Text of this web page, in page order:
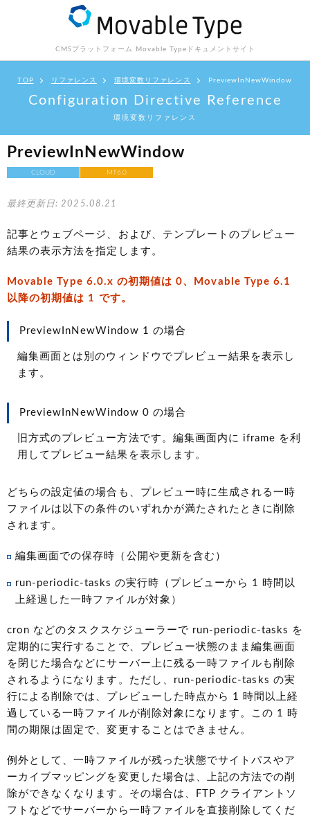
CMSプラットフォーム Movable Type ドキュメントサイト
TOP リファレンス 環境変数リファレンス PreviewInNewWindow
Configuration Directive Reference
環境変数リファレンス
PreviewInNewWindow
CLOUD MT6.0
最終更新日: 2025.08.21
記事とウェブページ、および、テンプレートのプレビュー
結果の表示方法を指定します。
Movable Type 6.0.x の初期値は 0、Movable Type 6.1
以降の初期値は 1 です。
PreviewInNewWindow 1 の場合
編集画面とは別のウィンドウでプレビュー結果を表示し
ます。
PreviewInNewWindow 0 の場合
旧方式のプレビュー方法です。編集画面内に iframe を利
用してプレビュー結果を表示します。
どちらの設定値の場合も、プレビュー時に生成される一時
ファイルは以下の条件のいずれかが満たされたときに削除
されます。
編集画面での保存時（公開や更新を含む）
run-periodic-tasks の実行時（プレビューから 1 時間以
上経過した一時ファイルが対象）
cron などのタスクスケジューラーで run-periodic-tasks を
定期的に実行することで、プレビュー状態のまま編集画面
を閉じた場合などにサーバー上に残る一時ファイルも削除
されるようになります。ただし、run-periodic-tasks の実
行による削除では、プレビューした時点から 1 時間以上経
過している一時ファイルが削除対象になります。この 1 時
間の期限は固定で、変更することはできません。
例外として、一時ファイルが残った状態でサイトパスやア
ーカイブマッピングを変更した場合は、上記の方法での削
除ができなくなります。その場合は、FTP クライアントソ
フトなどでサーバーから一時ファイルを直接削除してくだ